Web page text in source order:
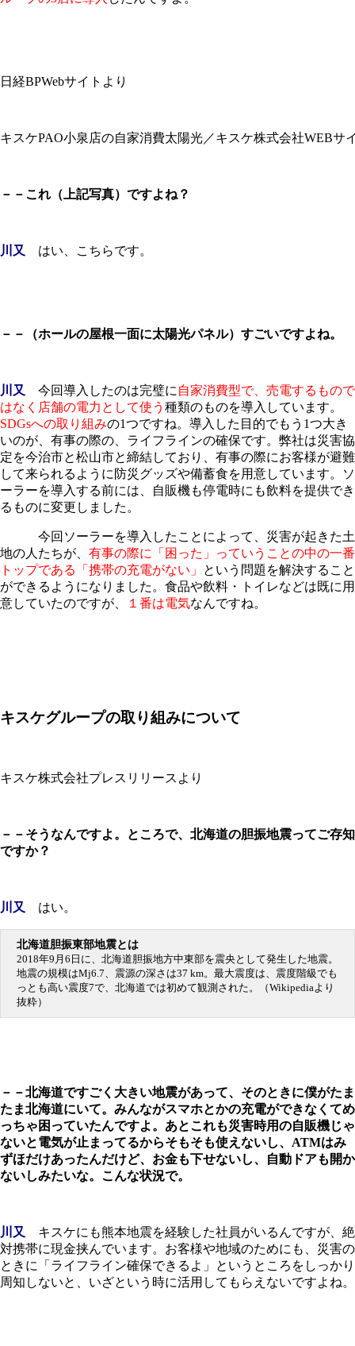
日経BPWebサイトより
キスケPAO小泉店の自家消費太陽光／キスケ株式会社WEBサ
－－これ（上記写真）ですよね？
川又 はい、こちらです。
－－（ホールの屋根一面に太陽光パネル）すごいですよね。
川又 今回導入したのは完璧に 自家消費型で、売電するもので
はなく店舗の電力として使う 種類のものを導入しています。
SDGsへの取り組みの1つですね。導入した目的でもう1つ大き
いのが、有事の際の、ライフラインの確保です。弊社は災害協
定を今治市と松山市と締結しており、有事の際にお客様が避難
して来られるように防災グッズや備蓄食を用意しています。ソ
ーラーを導入する前には、自販機も停電時にも飲料を提供でき
るものに変更しました。
今回ソーラーを導入したことによって、災害が起きた土
地の人たちが、 有事の際に「困った」っていうことの中の一番
トップである「携帯の充電がない」
という問題を解決すること
ができるようになりました。食品や飲料・トイレなどは既に用
意していたのですが、
１番は電気なんですね。
キスケグループの取り組みについて
キスケ株式会社プレスリリースより
－－そうなんですよ。ところで、北海道の胆振地震ってご存知
ですか？
川又 はい。
北海道胆振東部地震とは
2018年9月6日に、北海道胆振地方中東部を震央として発生した地震。
地震の規模はMj6.7、震源の深さは37 km。最大震度は、震度階級でも
っとも高い震度7で、北海道では初めて観測された。（Wikipediaより
抜粋）
－－北海道ですごく大きい地震があって、そのときに僕がたま
たま北海道にいて。みんながスマホとかの充電ができなくてめ
っちゃ困っていたんですよ。あとこれも災害時用の自販機じゃ
ないと電気が止まってるからそもそも使えないし、ATMはみ
ずほだけあったんだけど、お金も下せないし、自動ドアも開か
ないしみたいな。こんな状況で。
川又
キスケにも熊本地震を経験した社員がいるんですが、絶
対携帯に現金挟んでいます。お客様や地域のためにも、災害の
ときに「ライフライン確保できるよ」というところをしっかり
周知しないと、いざという時に活用してもらえないですよね。